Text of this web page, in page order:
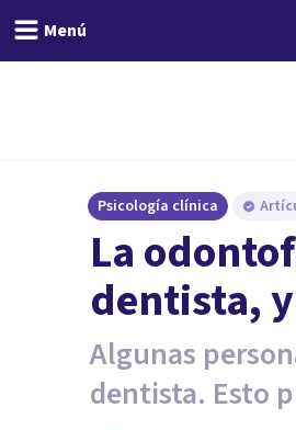
Menú
Psicología clínica
La
dentista,
Algunas
dentista. Esto